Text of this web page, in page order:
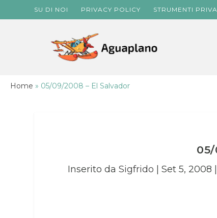
SU DI NOI PRIVACY POLICY STRUMENTI
Home » 05/09/2008 – El Salvador
Inserito daSigfrido |Set 5, 2008